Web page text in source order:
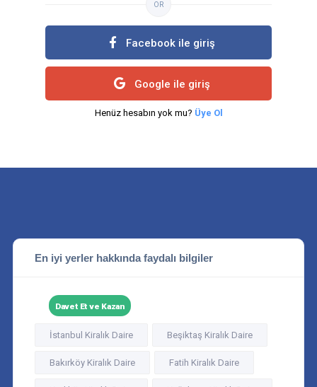
OR
Facebook ile giriş
Google ile giriş
Henüz hesabın yok mu? Üye Ol
En iyi yerler hakkında faydalı bilgiler
Davet Et ve Kazan
İstanbul Kiralık Daire Beşiktaş Kiralık Daire
Bakırköy Kiralık Daire Fatih Kiralık Daire